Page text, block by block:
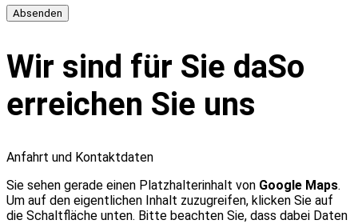
Wir sind für Sie daSo
erreichen Sie uns
Anfahrt und Kontaktdaten
Sie sehen gerade einen Platzhalterinhalt von Google Maps.
Um auf den eigentlichen Inhalt zuzugreifen, klicken Sie auf
die Schaltfläche unten. Bitte beachten Sie, dass dabei Daten